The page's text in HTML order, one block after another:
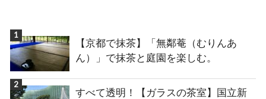
【京都で抹茶】「無鄰菴（むりんあ
ん）」で抹茶と庭園を楽しむ。
すべて透明！【ガラスの茶室】国立新